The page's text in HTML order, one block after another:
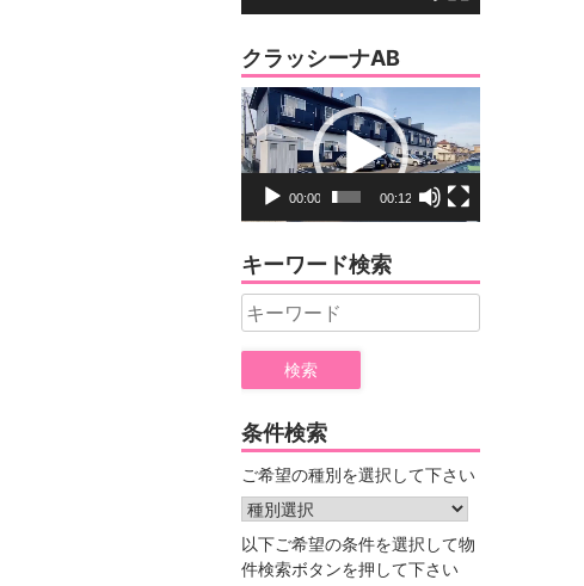
ー
クラッシーナAB
動
画
プ
ー
00:00 00:12
キーワード検索
Search
for:
条件検索
ご希望の種別を選択して下さい
以下ご希望の条件を選択して物
件検索ボタンを押して下さい